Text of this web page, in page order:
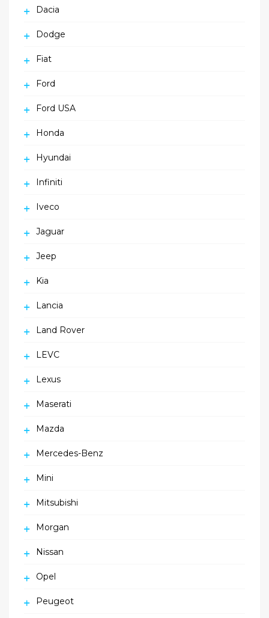
Dacia
Dodge
Fiat
Ford
Ford USA
Honda
Hyundai
Infiniti
Iveco
Jaguar
Jeep
Kia
Lancia
Land Rover
LEVC
Lexus
Maserati
Mazda
Mercedes-Benz
Mini
Mitsubishi
Morgan
Nissan
Opel
Peugeot